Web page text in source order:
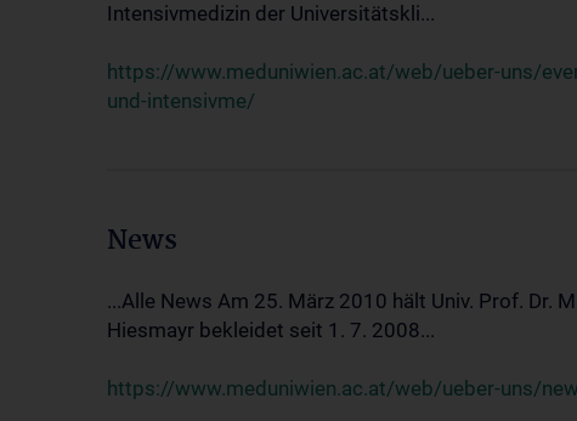
Intensivmedizin der Universitätskli...
https://www.meduniwien.ac.at/web/ueber-uns/
und-intensivme/
News
...Alle News Am 25. März 2010 hält Univ. Prof. Dr.
Hiesmayr bekleidet seit 1. 7. 2008...
https://www.meduniwien.ac.at/web/ueber-uns/